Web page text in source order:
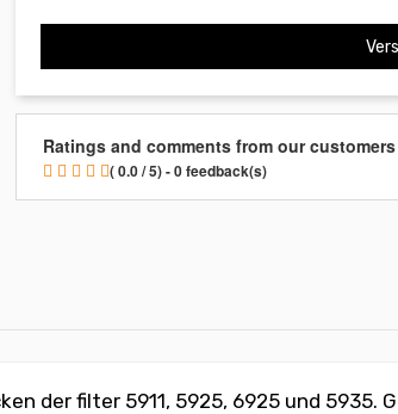
Ratings and comments from our customers
( 0.0 / 5) - 0 feedback(s)
der filter 5911, 5925, 6925 und